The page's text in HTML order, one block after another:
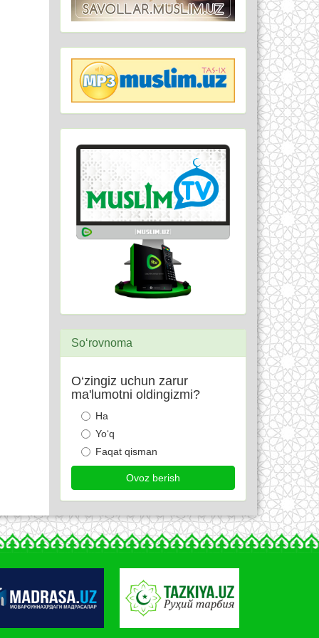
So‘rovnoma
O‘zingiz uchun zarur
ma'lumotni oldingizmi?
Ha
Yo‘q
Faqat qisman